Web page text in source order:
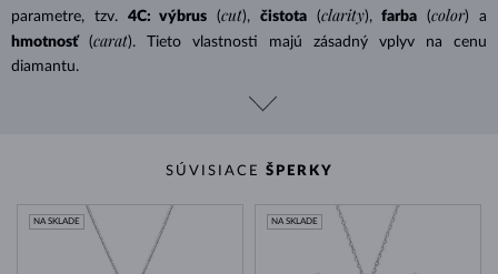
parametre, tzv.
4C: výbrus (cut), čistota (clarity), farba (color) a
hmotnosť
(carat). Tieto vlastnosti majú zásadný vplyv na cenu
diamantu.
SÚVISIACE ŠPERKY
NA SKLADE NA SKLADE